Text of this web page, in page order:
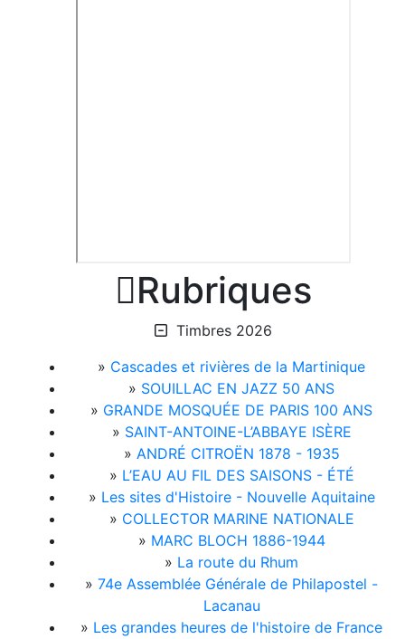
Rubriques
Timbres 2026
» Cascades et rivières de la Martinique
» SOUILLAC EN JAZZ 50 ANS
» GRANDE MOSQUÉE DE PARIS 100 ANS
» SAINT-ANTOINE-L’ABBAYE ISÈRE
» ANDRÉ CITROËN 1878 - 1935
» L’EAU AU FIL DES SAISONS - ÉTÉ
» Les sites d'Histoire - Nouvelle Aquitaine
» COLLECTOR MARINE NATIONALE
» MARC BLOCH 1886-1944
» La route du Rhum
» 74e Assemblée Générale de Philapostel -
Lacanau
» Les grandes heures de l'histoire de France